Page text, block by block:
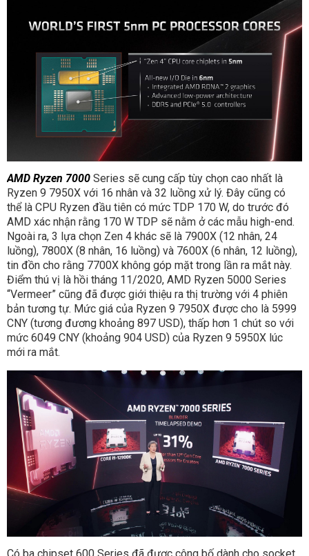
AMD Ryzen 7000 Series sẽ cung cấp tùy chọn cao nhất là
Ryzen 9 7950X với 16 nhân và 32 luồng xử lý. Đây cũng có
thể là CPU Ryzen đầu tiên có mức TDP 170 W, do trước đó
AMD xác nhận rằng 170 W TDP sẽ nằm ở các mẫu high-end.
Ngoài ra, 3 lựa chọn Zen 4 khác sẽ là 7900X (12 nhân, 24
luồng), 7800X (8 nhân, 16 luồng) và 7600X (6 nhân, 12 luồng),
tin đồn cho rằng 7700X không góp mặt trong lần ra mắt này.
Điểm thú vị là hồi tháng 11/2020, AMD Ryzen 5000 Series
“Vermeer” cũng đã được giới thiệu ra thị trường với 4 phiên
bản tương tự. Mức giá của Ryzen 9 7950X được cho là 5999
CNY (tương đương khoảng 897 USD), thấp hơn 1 chút so với
mức 6049 CNY (khoảng 904 USD) của Ryzen 9 5950X lúc
mới ra mắt.